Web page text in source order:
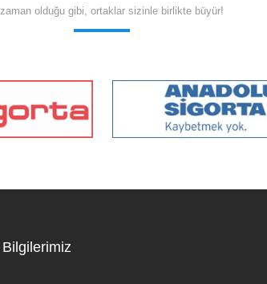
olduğu gibi, ortaklar sizinle birlikte büyür!